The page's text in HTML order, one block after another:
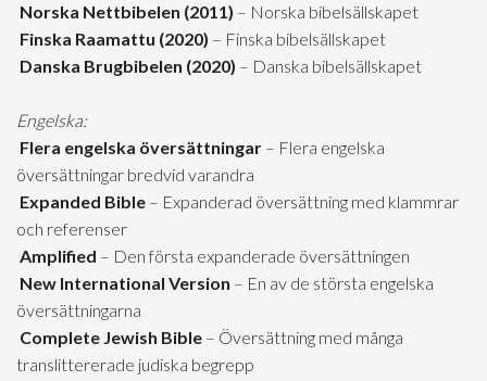
Norska Nettbibelen (2011) – Norska bibelsällskapet
Finska Raamattu (2020) – Finska bibelsällskapet
Danska Brugbibelen (2020) – Danska bibelsällskapet
Engelska:
Flera engelska översättningar – Flera engelska
översättningar bredvid varandra
Expanded Bible – Expanderad översättning med klammrar
och referenser
Amplified – Den första expanderade översättningen
New International Version – En av de största engelska
översättningarna
Complete Jewish Bible – Översättning med många
translittererade judiska begrepp